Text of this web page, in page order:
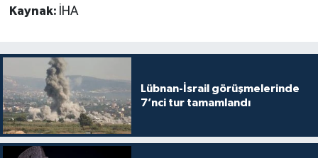
Kaynak: İHA
Lübnan-İsrail görüşmelerinde
7’nci tur tamamlandı